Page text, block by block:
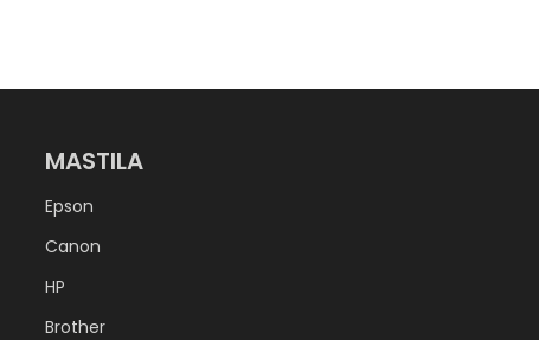
MASTILA
Epson
Canon
HP
Brother